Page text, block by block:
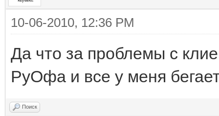
10-06-2010, 12:36 PM
Да что за проблемы с
РуОфа и все у меня
Поиск